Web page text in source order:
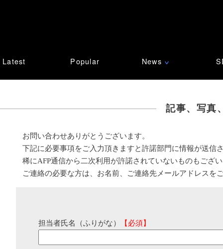
Latest Popular News ∨
記事、写真
お問い合わせありがとうございます。
下記に必要事項をご入力頂きますと許諾部門に情報が送信
稀にAFP通信から二次利用が許諾されていないものもござ
ご連絡の必要な方は、お名前、ご連絡先メールアドレスを
担当者氏名（ふりがな） 【必須】